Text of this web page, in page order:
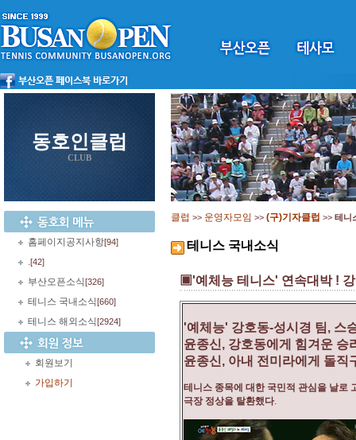
동호인클럽
CLUB
홈페이지공지사항[94]
.[42]
부산오픈소식[326]
테니스 국내소식[660]
테니스 해외소식[2924]
회원보기
가입하기
클럽 >> 운영자모임 >> (구)기자클럽 >> 테니
테니스 국내소식
▣'예체능 테니스' 연속대박 !
'예체능' 강호동-성시경 팀, 스
윤종신, 강호동에게 힘겨운 승
윤종신, 아내 전미라에게 돌직
테니스 종목에 대한 국민적 관심을 날로
극장 정상을 탈환했다.